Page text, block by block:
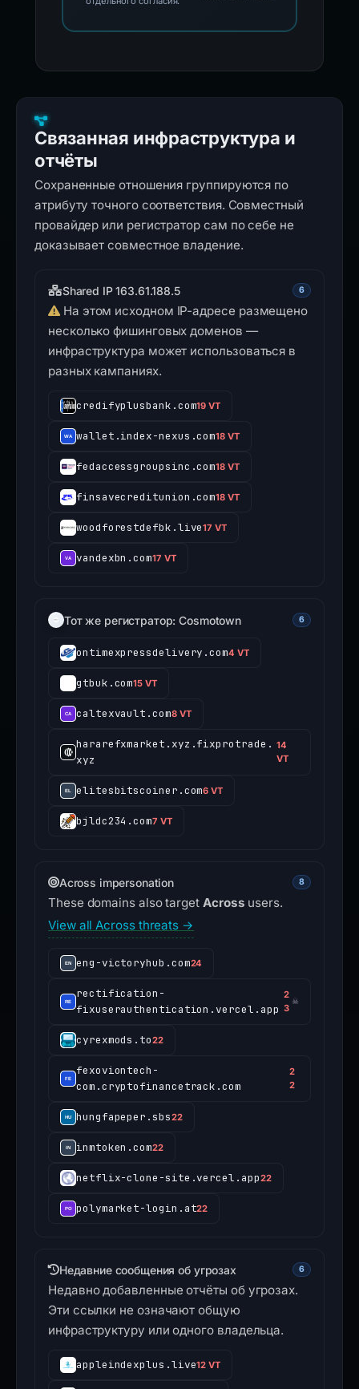
Связанная инфраструктура и
отчёты
Сохраненные отношения группируются по
атрибуту точного соответствия. Совместный
провайдер или регистратор сам по себе не
доказывает совместное владение.
Shared IP 163.61.188.5 6
На этом исходном IP-адресе размещено
несколько фишинговых доменов —
инфраструктура может использоваться в
разных кампаниях.
credifyplusbank.com19 VT
wallet.index-nexus.com18 VT
fedaccessgroupsinc.com18 VT
finsavecreditunion.com18 VT
woodforestdefbk.live17 VT
vandexbn.com17 VT
Тот же регистратор: Cosmotown 6
ontimexpressdelivery.com4 VT
gtbuk.com15 VT
caltexvault.com8 VT
hararefxmarket.xyz.fixprotrade.
xyz
14
VT
elitesbitscoiner.com6 VT
bjldc234.com7 VT
Across impersonation 8
These domains also target Across users.
View all Across threats →
eng-victoryhub.com24
rectification-
fixuserauthentication.vercel.app
2
3
☠
cyrexmods.to22
fexoviontech-
com.cryptofinancetrack.com
2
2
hungfapeper.sbs22
inmtoken.com22
netflix-clone-site.vercel.app22
polymarket-login.at22
Недавние сообщения об угрозах 6
Недавно добавленные отчёты об угрозах.
Эти ссылки не означают общую
инфраструктуру или одного владельца.
appleindexplus.live12 VT